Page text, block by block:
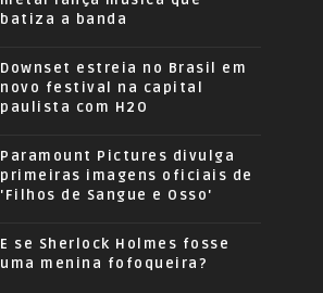
batiza a banda
Downset estreia no Brasil em
novo festival na capital
paulista com H2O
Paramount Pictures divulga
primeiras imagens oficiais de
'Filhos de Sangue e Osso'
E se Sherlock Holmes fosse
uma menina fofoqueira?